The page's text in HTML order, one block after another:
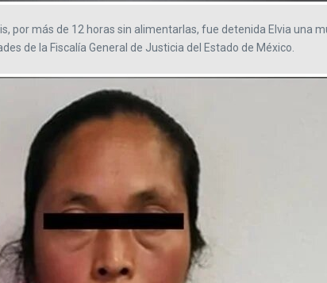
por más de 12 horas sin alimentarlas, fue detenida Elvia una
de la Fiscalía General de Justicia del Estado de México.